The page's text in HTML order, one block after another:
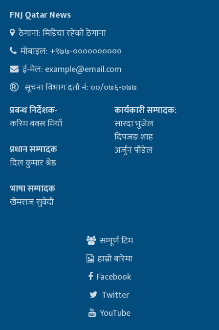
FNJ Qatar News
ठेगाना: मिडिया रहेको ठेगाना
मोबाइल: +९७७-००००००००००
ई-मेल: example@email.com
सूचना विभाग दर्ता नं: ००/०७६-०७७
प्रबन्ध निर्देशक-
करिम बक्स मियाँ
प्रधान सम्पादक
दिल कुमार श्रेष्ठ
भाषा सम्पादक
खेमराज सुवेदी
कार्यकारी सम्पादक:
सारदा भुजेल
दिपजङ शाह
अर्जुन पौडेल
सम्पूर्ण टिम
हाम्रो बारेमा
Facebook
Twitter
YouTube